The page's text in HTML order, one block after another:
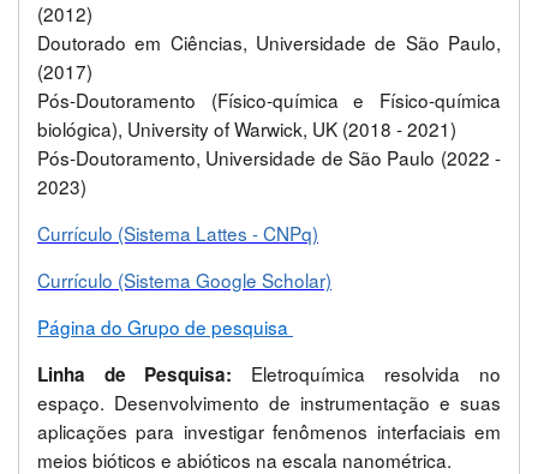
(2012)
Doutorado em Ciências, Universidade de São Paulo,
(2017)
Pós-Doutoramento (Físico-química e Físico-química
biológica), University of Warwick, UK (2018 - 2021)
Pós-Doutoramento, Universidade de São Paulo (2022 -
2023)
Currículo (Sistema Lattes - CNPq)
Currículo (Sistema Google Scholar)
Página do Grupo de pesquisa
Linha de Pesquisa: Eletroquímica resolvida no
espaço. Desenvolvimento de instrumentação e suas
aplicações para investigar fenômenos interfaciais em
meios bióticos e abióticos na escala nanométrica.